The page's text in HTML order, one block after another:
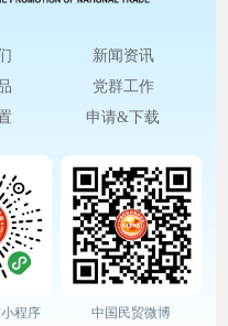
新闻资讯
党群工作
申请&下载
程序 中国民贸微博